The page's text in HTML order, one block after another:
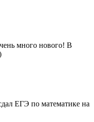
много нового! В
ЕГЭ по математике на